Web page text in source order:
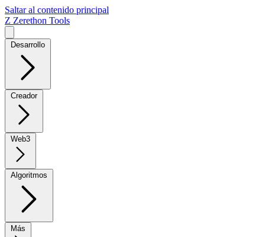
Saltar al contenido principal
Z Zerethon Tools
Desarrollo
Creador
Web3
Algoritmos
Más